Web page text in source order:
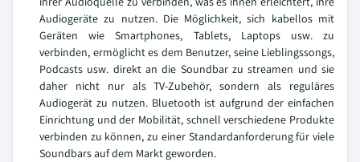
Audiogeräte zu nutzen. Die Möglichkeit, sich kabellos mit
Geräten wie Smartphones, Tablets, Laptops usw. zu
verbinden, ermöglicht es dem Benutzer, seine Lieblingssongs,
Podcasts usw. direkt an die Soundbar zu streamen und sie
daher nicht nur als TV-Zubehör, sondern als reguläres
Audiogerät zu nutzen. Bluetooth ist aufgrund der einfachen
Einrichtung und der Mobilität, schnell verschiedene Produkte
verbinden zu können, zu einer Standardanforderung für viele
Soundbars auf dem Markt geworden.